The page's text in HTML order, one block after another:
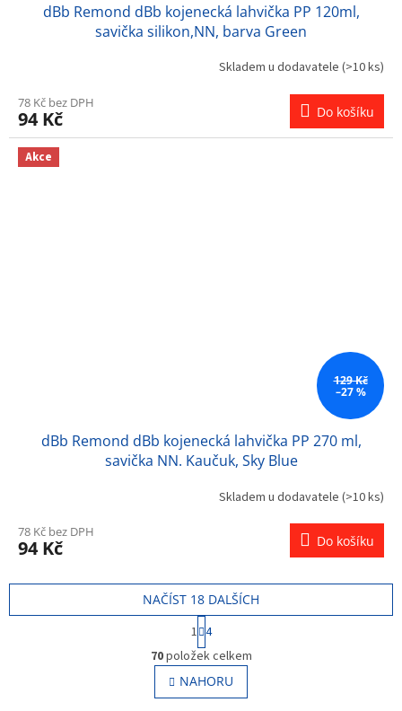
dBb Remond dBb kojenecká lahvička PP 120ml,
savička silikon,NN, barva Green
Skladem u dodavatele (>10 ks)
78 Kč bez DPH
94 Kč Do košíku
Akce
129 Kč
–27 %
dBb Remond dBb kojenecká lahvička PP 270 ml,
savička NN. Kaučuk, Sky Blue
Skladem u dodavatele (>10 ks)
78 Kč bez DPH
94 Kč Do košíku
O
v
l
á
NAČÍST 18 DALŠÍCH
S
t
r
á
n
k
1 4
70položek celkem
NAHORU